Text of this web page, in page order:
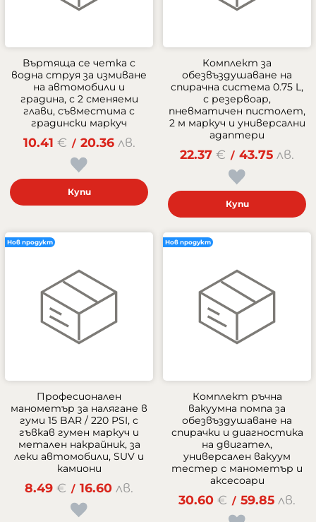
Въртяща се четка с
водна струя за измиване
на автомобили и
градина, с 2 сменяеми
глави, съвместима с
градински маркуч
10.41 € / 20.36 лв.
Купи
Комплект за
обезвъздушаване на
спирачна система 0.75 L,
с резервоар,
пневматичен пистолет,
2 м маркуч и универсални
адаптери
22.37 € / 43.75 лв.
Купи
Професионален
манометър за налягане в
гуми 15 BAR / 220 PSI, с
гъвкав гумен маркуч и
метален накрайник, за
леки автомобили, SUV и
камиони
8.49 € / 16.60 лв.
Нов продукт
Комплект ръчна
вакуумна помпа за
обезвъздушаване на
спирачки и диагностика
на двигател,
универсален вакуум
тестер с манометър и
аксесоари
30.60 € / 59.85 лв.
Нов продукт